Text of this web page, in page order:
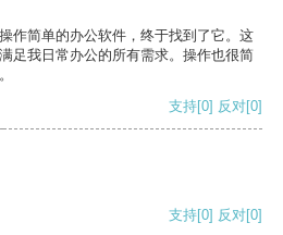
作简单的办公软件，终于找到了它。这
足我日常办公的所有需求。操作也很简
支持[0] 反对[0]
支持[0] 反对[0]